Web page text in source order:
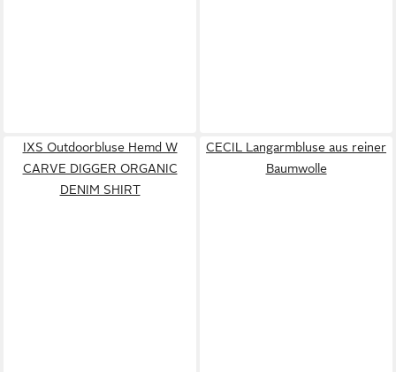
IXS Outdoorbluse Hemd W
CARVE DIGGER ORGANIC
DENIM SHIRT
CECIL Langarmbluse aus reiner
Baumwolle